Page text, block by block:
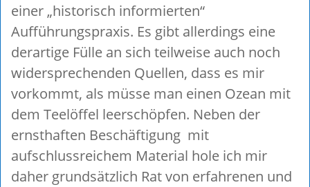
einer „historisch informierten“
Aufführungspraxis. Es gibt allerdings eine
derartige Fülle an sich teilweise auch noch
widersprechenden Quellen, dass es mir
vorkommt, als müsse man einen Ozean mit
dem Teelöffel leerschöpfen. Neben der
ernsthaften Beschäftigung mit
aufschlussreichem Material hole ich mir
daher grundsätzlich Rat von erfahrenen und